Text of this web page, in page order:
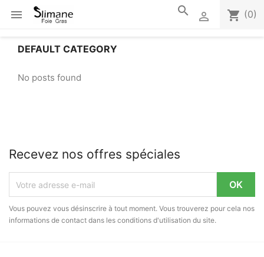
 shopping_cart (0)

search
DEFAULT CATEGORY
No posts found
Recevez nos offres spéciales
Vous pouvez vous désinscrire à tout moment. Vous trouverez pour cela nos
informations de contact dans les conditions d'utilisation du site.